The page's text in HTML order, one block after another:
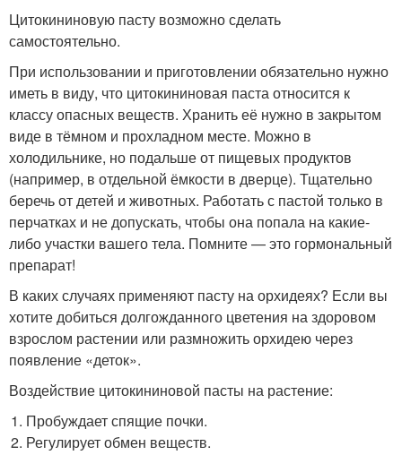
Цитокининовую пасту возможно сделать
самостоятельно.
При использовании и приготовлении обязательно нужно
иметь в виду, что цитокининовая паста относится к
классу опасных веществ. Хранить её нужно в закрытом
виде в тёмном и прохладном месте. Можно в
холодильнике, но подальше от пищевых продуктов
(например, в отдельной ёмкости в дверце). Тщательно
беречь от детей и животных. Работать с пастой только в
перчатках и не допускать, чтобы она попала на какие-
либо участки вашего тела. Помните — это гормональный
препарат!
В каких случаях применяют пасту на орхидеях? Если вы
хотите добиться долгожданного цветения на здоровом
взрослом растении или размножить орхидею через
появление «деток».
Воздействие цитокининовой пасты на растение:
Пробуждает спящие почки.
Регулирует обмен веществ.